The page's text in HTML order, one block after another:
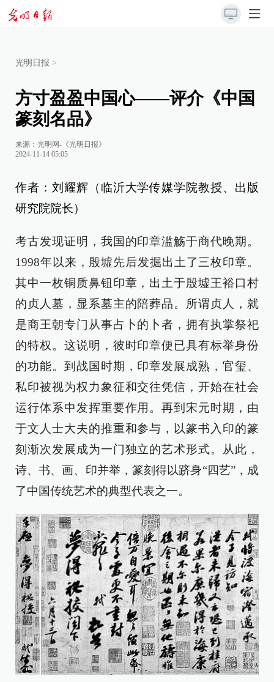
光明日报 >
方寸盈盈中国心——评介《中国
篆刻名品》
来源： 光明网-《光明日报》
2024-11-14 05:05
作者：刘耀辉（临沂大学传媒学院教授、出版
研究院院长）
考古发现证明，我国的印章滥觞于商代晚期。
1998年以来，殷墟先后发掘出土了三枚印章。
其中一枚铜质鼻钮印章，出土于殷墟王裕口村
的贞人墓，显系墓主的陪葬品。所谓贞人，就
是商王朝专门从事占卜的卜者，拥有执掌祭祀
的特权。这说明，彼时印章便已具有标举身份
的功能。到战国时期，印章发展成熟，官玺、
私印被视为权力象征和交往凭信，开始在社会
运行体系中发挥重要作用。再到宋元时期，由
于文人士大夫的推重和参与，以篆书入印的篆
刻渐次发展成为一门独立的艺术形式。从此，
诗、书、画、印并举，篆刻得以跻身“四艺”，成
了中国传统艺术的典型代表之一。